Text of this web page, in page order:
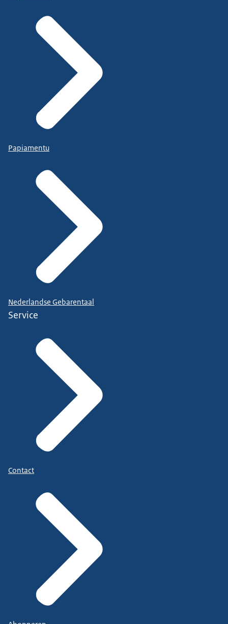
Papiamentu
Nederlandse Gebarentaal
Service
Contact